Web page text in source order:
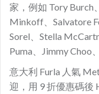
家，例如 Tory Burch
Minkoff、Salvatore
Sorel、Stella
Puma、Jimmy Choo
意大利 Furla 人氣
迎，用 9 折優惠碼後